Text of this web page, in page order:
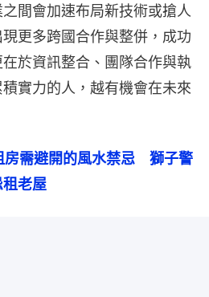
間會加速布局新技術或搶人
更多跨國合作與整併，成功
於資訊整合、團隊合作與執
實力的人，越有機會在未來
房需避開的風水禁忌　獅子警
老屋